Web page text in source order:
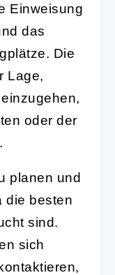
Einweisung
das
Die
Lage,
oder der
.
planen und
die besten
sind.
sich